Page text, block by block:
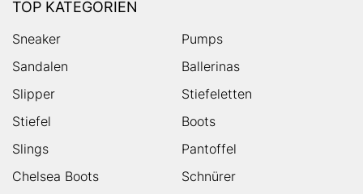
TOP KATEGORIEN
Sneaker
Pumps
Sandalen
Ballerinas
Slipper
Stiefeletten
Stiefel
Boots
Slings
Pantoffel
Chelsea Boots
Schnürer